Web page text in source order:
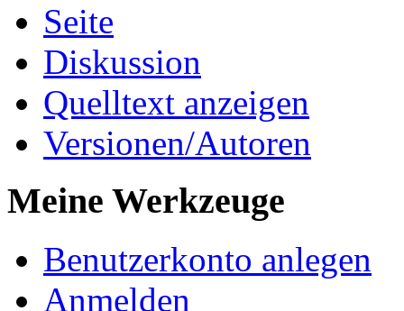
Seite
Diskussion
Quelltext anzeigen
Versionen/Autoren
Meine Werkzeuge
Benutzerkonto anlegen
Anmelden